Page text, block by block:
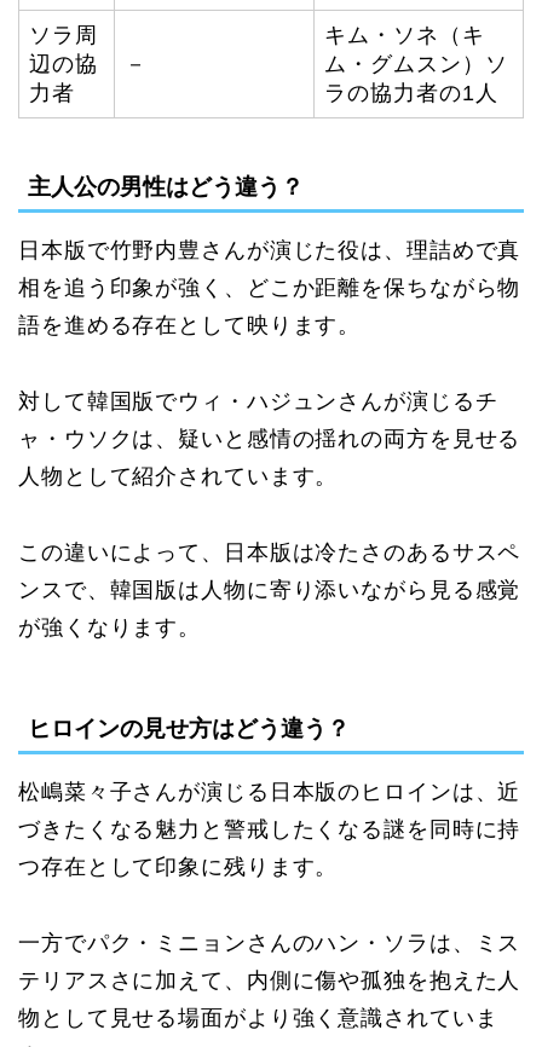
ソラ周
辺の協
力者
－
キム・ソネ（キ
ム・グムスン）ソ
ラの協力者の1人
主人公の男性はどう違う？
日本版で竹野内豊さんが演じた役は、理詰めで真
相を追う印象が強く、どこか距離を保ちながら物
語を進める存在として映ります。
対して韓国版でウィ・ハジュンさんが演じるチ
ャ・ウソクは、疑いと感情の揺れの両方を見せる
人物として紹介されています。
この違いによって、日本版は冷たさのあるサスペ
ンスで、韓国版は人物に寄り添いながら見る感覚
が強くなります。
ヒロインの見せ方はどう違う？
松嶋菜々子さんが演じる日本版のヒロインは、近
づきたくなる魅力と警戒したくなる謎を同時に持
つ存在として印象に残ります。
一方でパク・ミニョンさんのハン・ソラは、ミス
テリアスさに加えて、内側に傷や孤独を抱えた人
物として見せる場面がより強く意識されていま